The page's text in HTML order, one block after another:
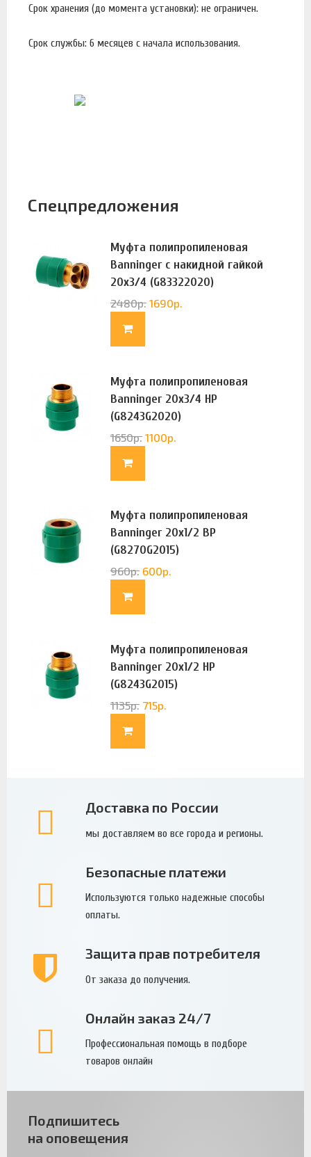
Срок хранения (до момента установки): не ограничен.
Срок службы: 6 месяцев с начала использования.
Спецпредложения
Муфта полипропиленовая
Banninger с накидной гайкой
20х3/4 (G83322020)
2480р. 1690р.
Муфта полипропиленовая
Banninger 20х3/4 НР
(G8243G2020)
1650р. 1100р.
Муфта полипропиленовая
Banninger 20х1/2 ВР
(G8270G2015)
960р. 600р.
Муфта полипропиленовая
Banninger 20х1/2 НР
(G8243G2015)
1135р. 715р.
Доставка по России
мы доставляем во все города и регионы.
Безопасные платежи
Используются только надежные способы
оплаты.
Защита прав потребителя
От заказа до получения.
Онлайн заказ 24/7
Профессиональная помощь в подборе
товаров онлайн
Подпишитесь
на оповещения